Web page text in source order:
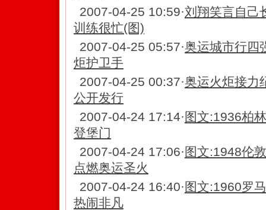
2007-04-25 10:59·刘翔笑言自己
训练很忙(图)
2007-04-25 05:57·奥运城市行四
炬护卫手
2007-04-25 00:37·奥运火炬接力
公开发行
2007-04-24 17:14· 图文:1936柏
登堡门
2007-04-24 17:06· 图文:1948伦
点燃奥运圣火
2007-04-24 16:40· 图文:1960罗
热闹非凡